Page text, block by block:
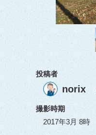
投稿者
norix
撮影時期
2017年3月 8時